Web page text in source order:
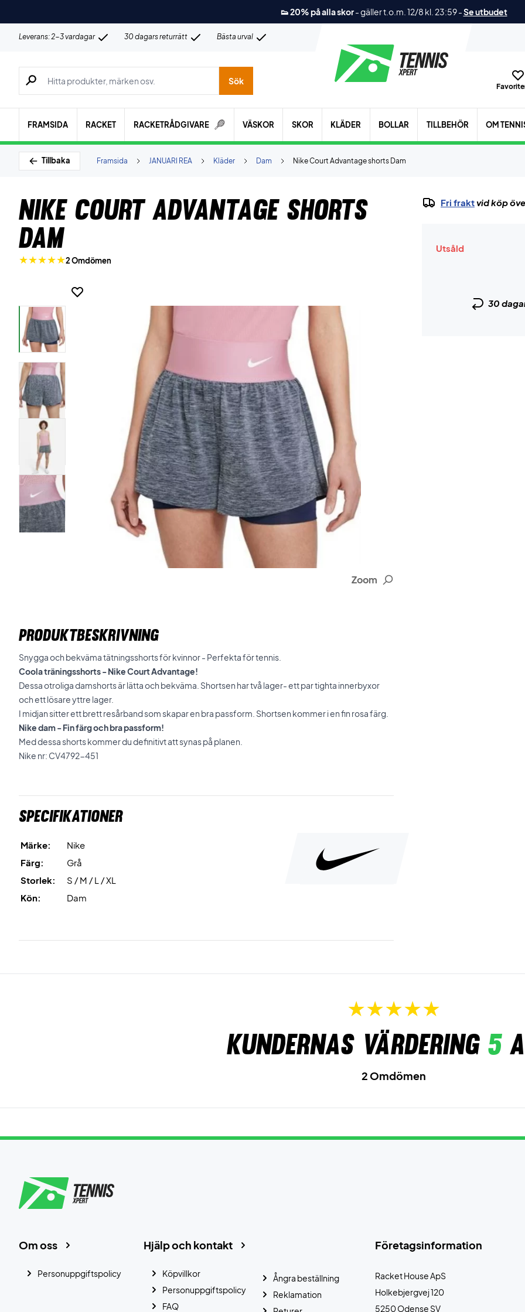
👟 20% på alla skor-gäller t.o.m. 12/8 kl. 23:59-Se utbudet
Leverans: 2-3 vardagar 30 dagars returrätt Bästa urval
Sök efter produkter, märken osv.
Sök
FRAMSIDA RACKET RACKETRÅDGIVARE VÄSKOR SKOR KLÄDER BOLLAR TILLBEHÖR OM
Tillbaka Nike Court Advantage shorts Dam
Dam
Kläder
JANUARI REA
Framsida
Nike Court Advantage shorts
Dam
2 Omdömen
Zoom
PRODUKTBESKRIVNING
Snygga och bekväma tätningsshorts för kvinnor - Perfekta för tennis.
Coola träningsshorts - Nike Court Advantage!
Dessa otroliga damshorts är lätta och bekväma. Shortsen har två lager- ett par tighta innerbyxor
och ett lösare yttre lager.
I midjan sitter ett brett resårband som skapar en bra passform. Shortsen kommer i en fin rosa färg.
Nike dam - Fin färg och bra passform!
Med dessa shorts kommer du definitivt att synas på planen.
Nike nr: CV4792-451
Specifikationer
Märke:
Nike
Färg:
Grå
Storlek:
S / M / L / XL
Kön:
Dam
Fri fraktvid köp
Utsåld
30
Kundernas värdering 5
2 Omdömen
Företagsinformation
Racket House ApS
Holkebjergvej 120
5250 Odense SV
Hjälp och kontakt
Köpvillkor
Personuppgiftspolicy
FAQ
Ångra beställning
Reklamation
Om oss
Personuppgiftspolicy